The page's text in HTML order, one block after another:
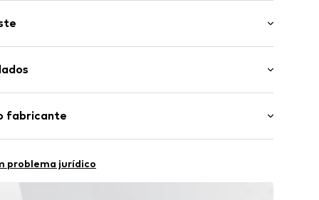
Fit
Algodão
fabricante
problema jurídico